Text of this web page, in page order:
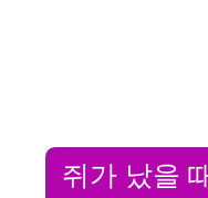
쥐가 났을